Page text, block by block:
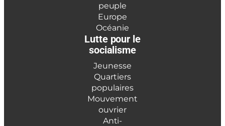
peuple
Europe
Océanie
Lutte pour le
socialisme
Jeunesse
Quartiers
populaires
Mouvement
ouvrier
Anti-